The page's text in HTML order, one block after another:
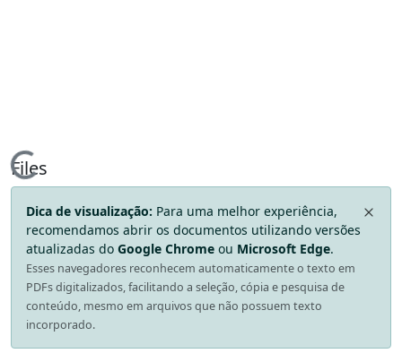
Loading...
Files
Dica de visualização: Para uma melhor experiência,
recomendamos abrir os documentos utilizando versões
atualizadas do Google Chrome ou Microsoft Edge.
Esses navegadores reconhecem automaticamente o texto em
PDFs digitalizados, facilitando a seleção, cópia e pesquisa de
conteúdo, mesmo em arquivos que não possuem texto
incorporado.